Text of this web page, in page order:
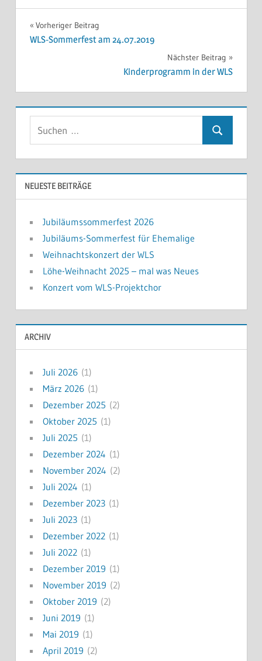
Beitragsnavigation
Vorheriger Beitrag
WLS-Sommerfest am 24.07.2019
Nächster Beitrag
Kinderprogramm in der WLS
Suchen
NEUESTE BEITRÄGE
Jubiläumssommerfest 2026
Jubiläums-Sommerfest für Ehemalige
Weihnachtskonzert der WLS
Löhe-Weihnacht 2025 – mal was Neues
Konzert vom WLS-Projektchor
ARCHIV
Juli 2026(1)
März 2026(1)
Dezember 2025 (2)
Oktober 2025 (1)
Juli 2025 (1)
Dezember 2024 (1)
November 2024 (2)
Juli 2024 (1)
Dezember 2023(1)
Juli 2023(1)
Dezember 2022(1)
Juli 2022(1)
Dezember 2019 (1)
November 2019 (2)
Oktober 2019 (2)
Juni 2019 (1)
Mai 2019 (1)
April 2019 (2)